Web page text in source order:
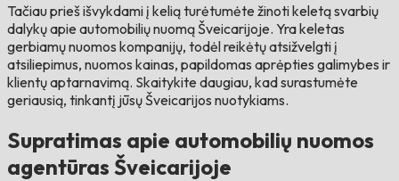
Tačiau prieš išvykdami į kelią turėtumėte žinoti keletą svarbių
dalykų apie automobilių nuomą Šveicarijoje. Yra keletas
gerbiamų nuomos kompanijų, todėl reikėtų atsižvelgti į
atsiliepimus, nuomos kainas, papildomas aprėpties galimybes ir
klientų aptarnavimą. Skaitykite daugiau, kad surastumėte
geriausią, tinkantį jūsų Šveicarijos nuotykiams.
Supratimas apie automobilių nuomos
agentūras Šveicarijoje